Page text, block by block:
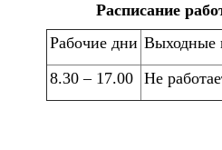
Расписание
Рабочие дни Выходные
8.30 – 17.00
Не